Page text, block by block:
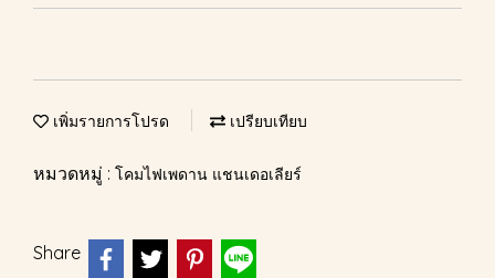
เพิ่มรายการโปรด เปรียบเทียบ
หมวดหมู่ : โคมไฟเพดาน แชนเดอเลียร์
Share